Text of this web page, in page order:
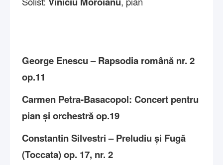
George Enescu – Rapsodia română nr. 2
op.11
Carmen Petra-Basacopol: Concert pentru
pian și orchestră op.19
Constantin Silvestri – Preludiu și Fugă
(Toccata) op. 17, nr. 2